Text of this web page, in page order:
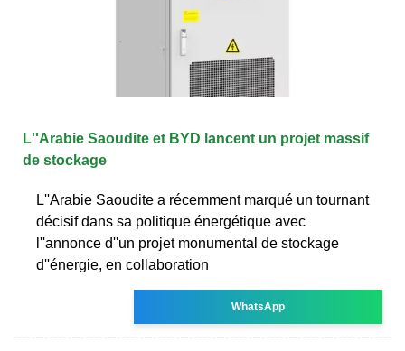
L''Arabie Saoudite et BYD lancent un projet massif
de stockage
L''Arabie Saoudite a récemment marqué un tournant
décisif dans sa politique énergétique avec
l''annonce d''un projet monumental de stockage
d''énergie, en collaboration
WhatsApp